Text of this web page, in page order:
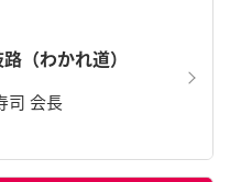
（わかれ道）
司 会長